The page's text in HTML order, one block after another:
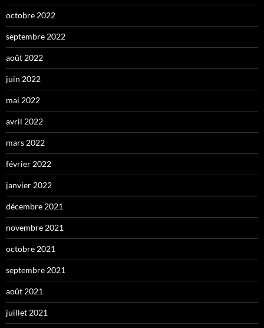
octobre 2022
septembre 2022
août 2022
juin 2022
mai 2022
avril 2022
mars 2022
février 2022
janvier 2022
décembre 2021
novembre 2021
octobre 2021
septembre 2021
août 2021
juillet 2021